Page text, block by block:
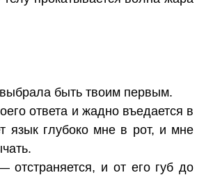
быть твоим первым.
ответа и жадно въедается в
язык глубоко мне в рот, и мне
и от его губ до